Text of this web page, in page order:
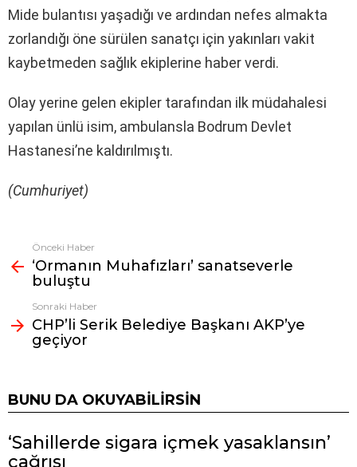
Mide bulantısı yaşadığı ve ardından nefes almakta
zorlandığı öne sürülen sanatçı için yakınları vakit
kaybetmeden sağlık ekiplerine haber verdi.
Olay yerine gelen ekipler tarafından ilk müdahalesi
yapılan ünlü isim, ambulansla Bodrum Devlet
Hastanesi’ne kaldırılmıştı.
(Cumhuriyet)
Fazlasına
bak
Önceki Haber
‘Ormanın Muhafızları’ sanatseverle
buluştu
Sonraki Haber
CHP’li Serik Belediye Başkanı AKP’ye
geçiyor
BUNU DA OKUYABILIRSIN
‘Sahillerde sigara içmek yasaklansın’
çağrısı